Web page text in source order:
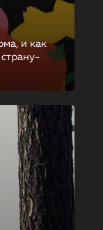
и как